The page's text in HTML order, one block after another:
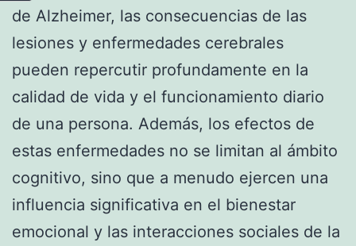
de Alzheimer, las consecuencias de las
lesiones y enfermedades cerebrales
pueden repercutir profundamente en la
calidad de vida y el funcionamiento diario
de una persona. Además, los efectos de
estas enfermedades no se limitan al ámbito
cognitivo, sino que a menudo ejercen una
influencia significativa en el bienestar
emocional y las interacciones sociales de la